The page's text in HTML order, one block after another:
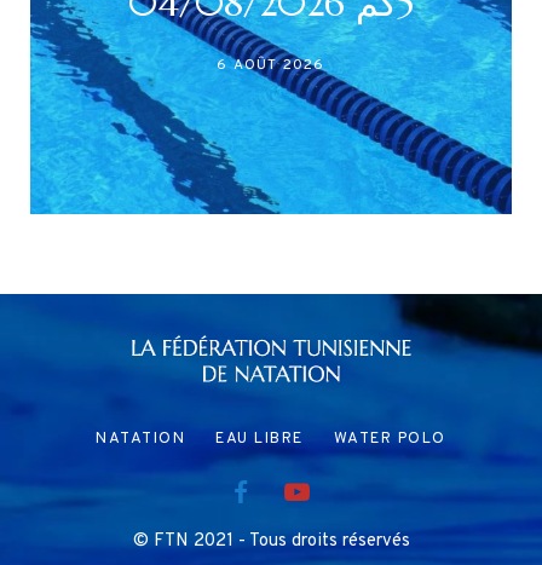
أكابر)
27 JUILLET 2026
© FTN 2021 - Tous droits réservés
NATATION EAU LIBRE WATER POLO